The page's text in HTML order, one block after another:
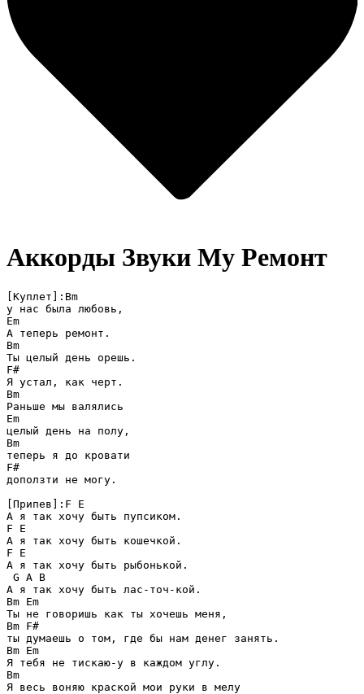
Аккорды Звуки Му Ремонт
[Куплет]:Bm
у нас была любовь,
Em
А теперь ремонт.
Bm
Ты целый день орешь.
F#
Я устал, как черт.
Bm
Раньше мы валялись
Em
целый день на полу,
Bm
теперь я до кровати
F#
доползти не могу.
[Припев]:F E
А я так хочу быть пупсиком.
F E
А я так хочу быть кошечкой.
F E
А я так хочу быть рыбонькой.
G A B
А я так хочу быть лас-точ-кой.
Bm Em
Ты не говоришь как ты хочешь меня,
Bm F#
ты думаешь о том, где бы нам денег занять.
Bm Em
Я тебя не тискаю-у в каждом углу.
Bm
Я весь воняю краской мои руки в мелу